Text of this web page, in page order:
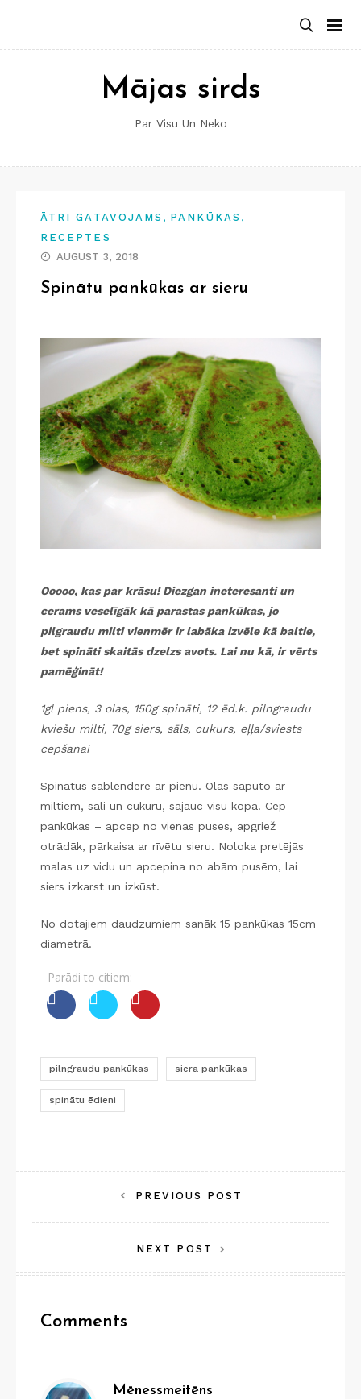
content
Mājas sirds
Par Visu Un Neko
ĀTRI GATAVOJAMS , PANKŪKAS ,
RECEPTES
AUGUST 3, 2018
Spinātu pankūkas ar sieru
Ooooo, kas par krāsu! Diezgan ineteresanti un
cerams veselīgāk kā parastas pankūkas, jo
pilgraudu milti vienmēr ir labāka izvēle kā baltie,
bet spināti skaitās dzelzs avots. Lai nu kā, ir vērts
pamēģināt!
1gl piens, 3 olas, 150g spināti, 12 ēd.k. pilngraudu
kviešu milti, 70g siers, sāls, cukurs, eļļa/sviests
cepšanai
Spinātus sablenderē ar pienu. Olas saputo ar
miltiem, sāli un cukuru, sajauc visu kopā. Cep
pankūkas – apcep no vienas puses, apgriež
otrādāk, pārkaisa ar rīvētu sieru. Noloka pretējās
malas uz vidu un apcepina no abām pusēm, lai
siers izkarst un izkūst.
No dotajiem daudzumiem sanāk 15 pankūkas 15cm
diametrā.
Parādi to citiem:
pilngraudu pankūkas siera pankūkas
spinātu ēdieni
navigation
PREVIOUS POST
NEXT POST
Comments
Mēnessmeitēns